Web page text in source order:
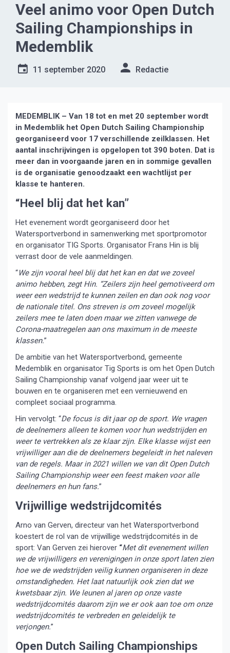
Veel animo voor Open Dutch
Sailing Championships in
Medemblik
11 september 2020 Redactie
MEDEMBLIK – Van 18 tot en met 20 september wordt
in Medemblik het Open Dutch Sailing Championship
georganiseerd voor 17 verschillende zeilklassen. Het
aantal inschrijvingen is opgelopen tot 390 boten. Dat is
meer dan in voorgaande jaren en in sommige gevallen
is de organisatie genoodzaakt een wachtlijst per
klasse te hanteren.
“Heel blij dat het kan”
Het evenement wordt georganiseerd door het
Watersportverbond in samenwerking met sportpromotor
en organisator TIG Sports. Organisator Frans Hin is blij
verrast door de vele aanmeldingen.
“We zijn vooral heel blij dat het kan en dat we zoveel
animo hebben, zegt Hin. “Zeilers zijn heel gemotiveerd om
weer een wedstrijd te kunnen zeilen en dan ook nog voor
de nationale titel. Ons streven is om zoveel mogelijk
zeilers mee te laten doen maar we zitten vanwege de
Corona-maatregelen aan ons maximum in de meeste
klassen.”
De ambitie van het Watersportverbond, gemeente
Medemblik en organisator Tig Sports is om het Open Dutch
Sailing Championship vanaf volgend jaar weer uit te
bouwen en te organiseren met een vernieuwend en
compleet sociaal programma.
Hin vervolgt: “De focus is dit jaar op de sport. We vragen
de deelnemers alleen te komen voor hun wedstrijden en
weer te vertrekken als ze klaar zijn. Elke klasse wijst een
vrijwilliger aan die de deelnemers begeleidt in het naleven
van de regels. Maar in 2021 willen we van dit Open Dutch
Sailing Championship weer een feest maken voor alle
deelnemers en hun fans.”
Vrijwillige wedstrijdcomités
Arno van Gerven, directeur van het Watersportverbond
koestert de rol van de vrijwillige wedstrijdcomités in de
sport: Van Gerven zei hierover “Met dit evenement willen
we de vrijwilligers en verenigingen in onze sport laten zien
hoe we de wedstrijden veilig kunnen organiseren in deze
omstandigheden. Het laat natuurlijk ook zien dat we
kwetsbaar zijn. We leunen al jaren op onze vaste
wedstrijdcomités daarom zijn we er ook aan toe om onze
wedstrijdcomités te verbreden en geleidelijk te
verjongen.”
Open Dutch Sailing Championships